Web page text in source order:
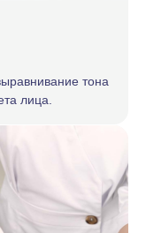
тона
лица.